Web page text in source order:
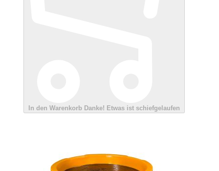
In den Warenkorb Danke! Etwas ist schiefgelaufen